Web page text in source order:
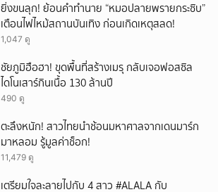
ยิ่งขนลุก! ย้อนคำทำนาย “หมอปลายพรายกระซิบ”
เตือนไฟไหม้สถานบันเทิง ก่อนเกิดเหตุสลด!
1,047 ดู
ชัยภูมิฮือฮา! ขุดพื้นที่สร้างเมรุ กลับเจอฟอสซิล
ไดโนเสาร์กินเนื้อ 130 ล้านปี
490 ดู
ตะลึงหนัก! สาวไทยนำช้อนมหาศาลจากเดนมาร์ก
มาหลอม รู้มูลค่าช็อก!
11,479 ดู
เตรียมใจละลายไปกับ 4 สาว #ALALA กับ